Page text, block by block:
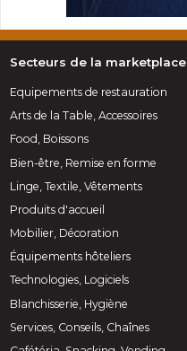
Secteurs de la marketplace
Equipements de restauration
Arts de la Table, Accessoires
Food, Boissons
Bien-être, Remise en forme
Linge, Textile, Vêtements
Produits d'accueil
Mobilier, Décoration
Équipements hôteliers
Technologies, Logiciels
Blanchisserie, Hygiène
Services, Conseils, Chaînes